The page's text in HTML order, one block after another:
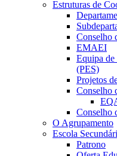
Estruturas de
Conselho
EMAEI
Equipa de
(PES)
Projetos
Conselho
Conselho
O Agrupamento
Escola
Patrono